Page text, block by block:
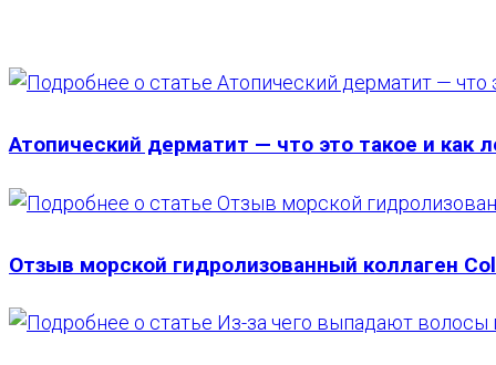
Атопический дерматит — что это такое и как
Отзыв морской гидролизованный коллаген